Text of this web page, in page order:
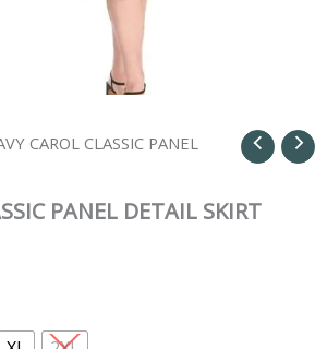
CAROL CLASSIC PANEL
PANEL DETAIL SKIRT